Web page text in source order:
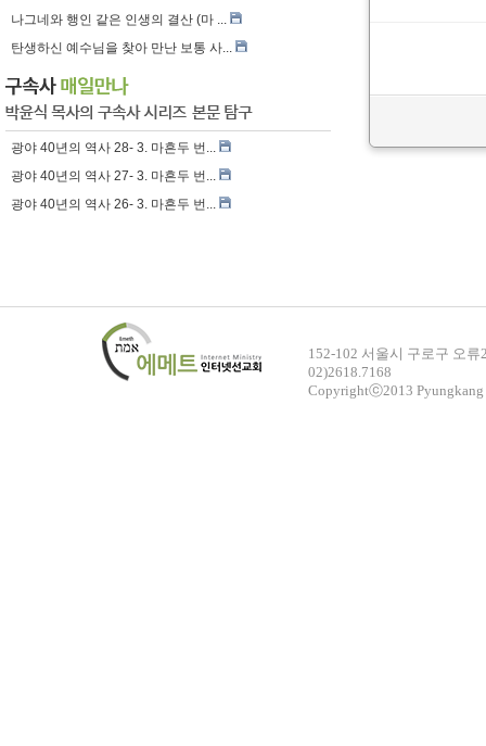
나그네와 행인 같은 인생의 결산 (마 ...
탄생하신 예수님을 찾아 만난 보통 사...
광야 40년의 역사 28- 3. 마흔두 번...
광야 40년의 역사 27- 3. 마흔두 번...
광야 40년의 역사 26- 3. 마흔두 번...
152-102 서울시 구로구 오
02)2618.7168
Copyrightⓒ2013 Pyungkang